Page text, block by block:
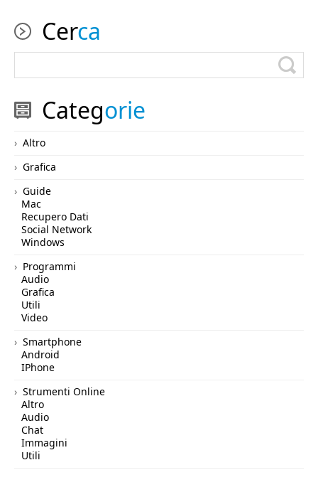
Cerca
Categorie
Altro
Grafica
Guide
Mac
Recupero Dati
Social Network
Windows
Programmi
Audio
Grafica
Utili
Video
Smartphone
Android
IPhone
Strumenti Online
Altro
Audio
Chat
Immagini
Utili